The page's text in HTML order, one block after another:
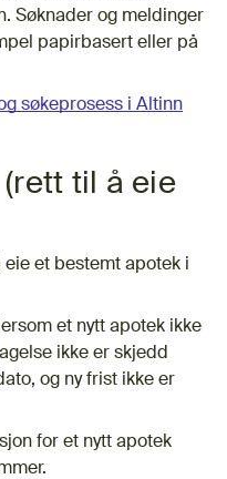
Søknader og meldinger
papirbasert eller på
søkeprosess i Altinn
til å eie
eie et bestemt apotek i
et nytt apotek ikke
ikke er skjedd
og ny frist ikke er
for et nytt apotek